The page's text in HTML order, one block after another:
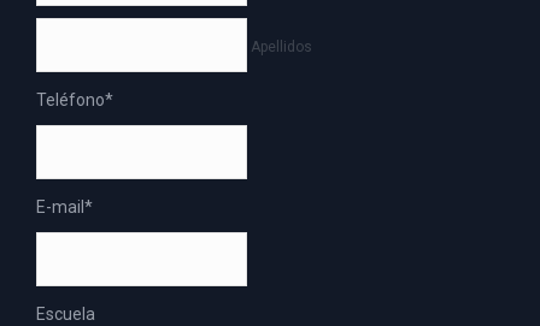
Apellidos
Teléfono*
E-mail *
Escuela